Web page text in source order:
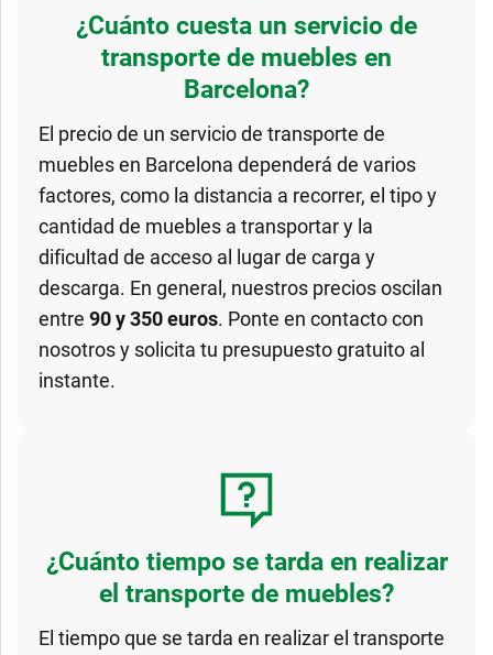
¿Cuánto cuesta un servicio de
transporte de muebles en
Barcelona?
El precio de un servicio de transporte de
muebles en Barcelona dependerá de varios
factores, como la distancia a recorrer, el tipo y
cantidad de muebles a transportar y la
dificultad de acceso al lugar de carga y
descarga. En general, nuestros precios oscilan
entre 90 y 350 euros. Ponte en contacto con
nosotros y solicita tu presupuesto gratuito al
instante.
¿Cuánto tiempo se tarda en realizar
el transporte de muebles?
El tiempo que se tarda en realizar el transporte